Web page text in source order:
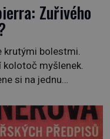
Zuřivého
krutými bolestmi.
kolotoč myšlenek.
si na jednu
se jí vysmál.
prohlásil o něm
Honoré de